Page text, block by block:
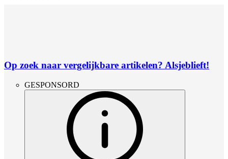
Op zoek naar vergelijkbare artikelen? Alsjeblieft!
GESPONSORD